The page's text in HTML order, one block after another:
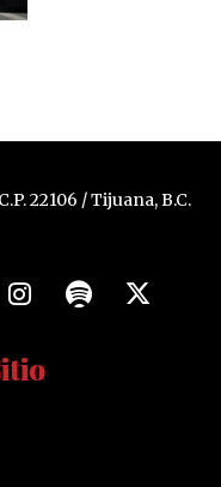
22106 / Tijuana, B.C.